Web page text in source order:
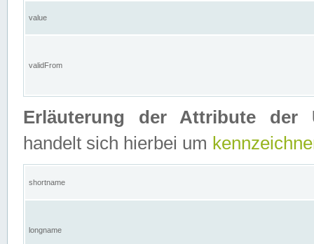
value
validFrom
Erläuterung der Attribute der
handelt sich hierbei um
shortname
longname